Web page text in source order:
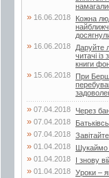
» 16.06.2018
Кожна
» 16.06.2018
Даруйте
читачі
книги
» 15.06.2018
При
» 07.04.2018 Через
» 07.04.2018
» 07.04.2018
» 01.04.2018
» 01.04.2018 І знову
» 01.04.2018 Уроки –